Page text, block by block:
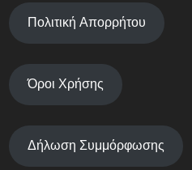
Πολιτική Απορρήτου
Όροι Χρήσης
Δήλωση Συμμόρφωσης